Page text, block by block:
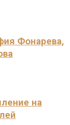
Фонарева,
на